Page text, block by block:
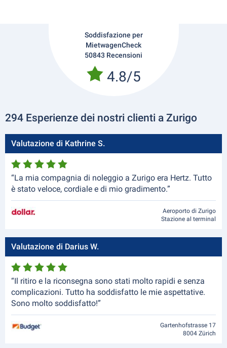
Soddisfazione per
MietwagenCheck
50843 Recensioni
4.8/5
294 Esperienze dei nostri clienti a Zurigo
Valutazione di Kathrine S.
“La mia compagnia di noleggio a Zurigo era Hertz. Tutto
è stato veloce, cordiale e di mio gradimento.”
Aeroporto di Zurigo
Stazione al terminal
Valutazione di Darius W.
“Il ritiro e la riconsegna sono stati molto rapidi e senza
complicazioni. Tutto ha soddisfatto le mie aspettative.
Sono molto soddisfatto!”
Gartenhofstrasse 17
8004 Zürich